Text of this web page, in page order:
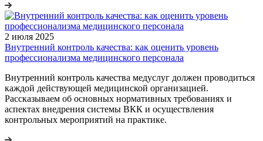
2 июля 2025
Внутренний контроль качества: как оценить уровень
профессионализма медицинского персонала
Внутренний контроль качества медуслуг должен проводиться
каждой действующей медицинской организацией.
Рассказываем об основных нормативных требованиях и
аспектах внедрения системы ВКК и осуществления
контрольных мероприятий на практике.